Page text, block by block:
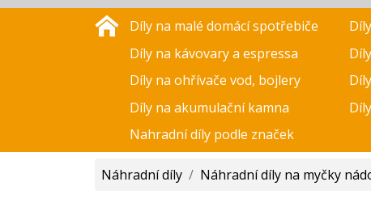
Díly na malé domácí spotřebiče
Díly na kávovary a espressa
Díly na ohřívače vod, bojlery
Díly na akumulační kamna
Nahradní díly podle značek
Náhradní díly / Náhradní díly na myčky